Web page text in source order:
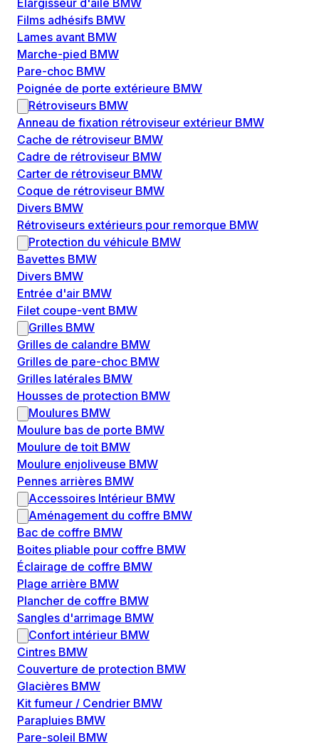
Élargisseur d'aile BMW
Films adhésifs BMW
Lames avant BMW
Marche-pied BMW
Pare-choc BMW
Poignée de porte extérieure BMW
Rétroviseurs BMW
Anneau de fixation rétroviseur extérieur BMW
Cache de rétroviseur BMW
Cadre de rétroviseur BMW
Carter de rétroviseur BMW
Coque de rétroviseur BMW
Divers BMW
Rétroviseurs extérieurs pour remorque BMW
Protection du véhicule BMW
Bavettes BMW
Divers BMW
Entrée d'air BMW
Filet coupe-vent BMW
Grilles BMW
Grilles de calandre BMW
Grilles de pare-choc BMW
Grilles latérales BMW
Housses de protection BMW
Moulures BMW
Moulure bas de porte BMW
Moulure de toit BMW
Moulure enjoliveuse BMW
Pennes arrières BMW
Accessoires Intérieur BMW
Aménagement du coffre BMW
Bac de coffre BMW
Boites pliable pour coffre BMW
Éclairage de coffre BMW
Plage arrière BMW
Plancher de coffre BMW
Sangles d'arrimage BMW
Confort intérieur BMW
Cintres BMW
Couverture de protection BMW
Glacières BMW
Kit fumeur / Cendrier BMW
Parapluies BMW
Pare-soleil BMW